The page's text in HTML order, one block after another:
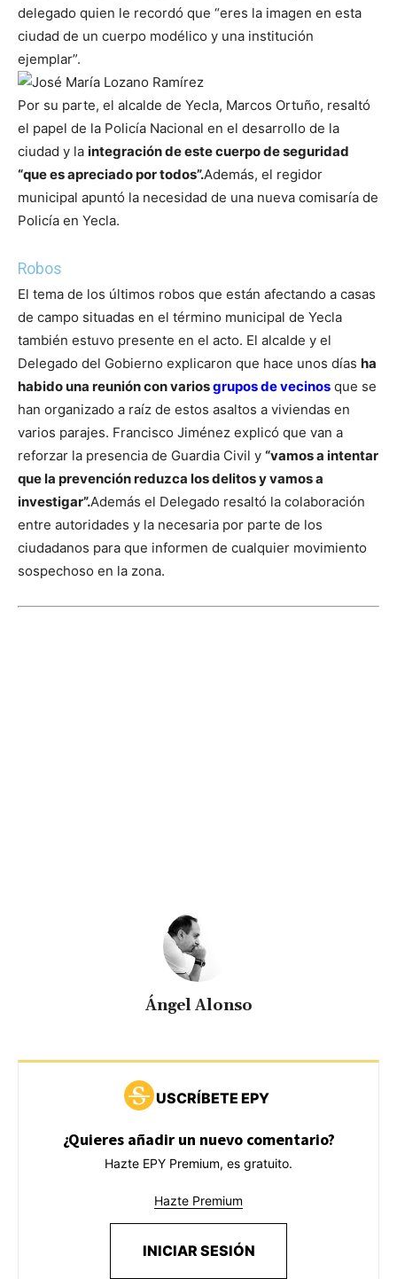
delegado quien le recordó que “eres la imagen en esta
ciudad de un cuerpo modélico y una institución
ejemplar”.
Por su parte, el alcalde de Yecla, Marcos Ortuño, resaltó
el papel de la Policía Nacional en el desarrollo de la
ciudad y la integración de este cuerpo de seguridad
“que es apreciado por todos”.Además, el regidor
municipal apuntó la necesidad de una nueva comisaría de
Policía en Yecla.
Robos
El tema de los últimos robos que están afectando a casas
de campo situadas en el término municipal de Yecla
también estuvo presente en el acto. El alcalde y el
Delegado del Gobierno explicaron que hace unos días ha
habido una reunión con variosgrupos de vecinos que se
han organizado a raíz de estos asaltos a viviendas en
varios parajes. Francisco Jiménez explicó que van a
reforzar la presencia de Guardia Civil y “vamos a intentar
que la prevención reduzca los delitos y vamos a
investigar”.Además el Delegado resaltó la colaboración
entre autoridades y la necesaria por parte de los
ciudadanos para que informen de cualquier movimiento
sospechoso en la zona.
Ángel Alonso
USCRÍBETE EPY
¿Quieres añadir un nuevo comentario?
Hazte EPY Premium, es gratuito.
Hazte Premium
INICIAR SESIÓN